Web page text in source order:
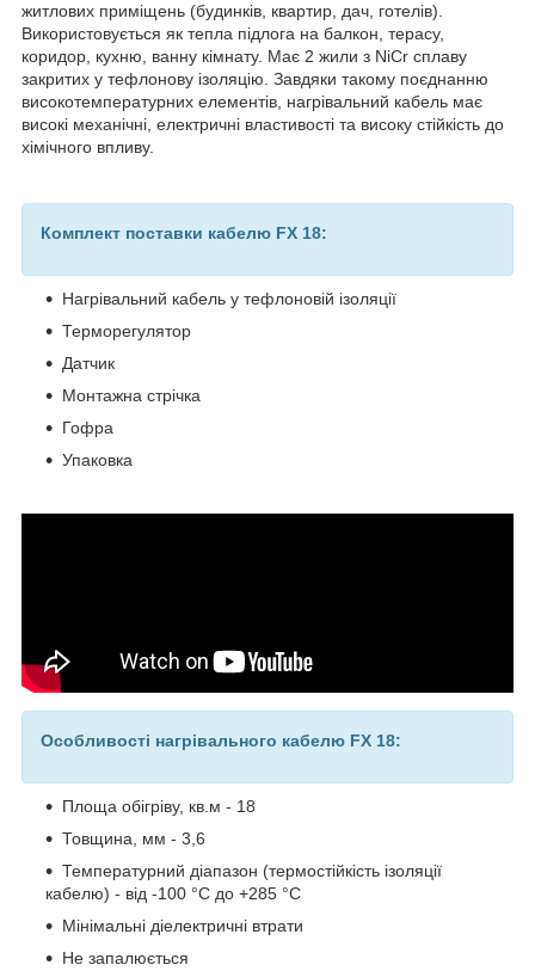
житлових приміщень (будинків, квартир, дач, готелів).
Використовується як тепла підлога на балкон, терасу,
коридор, кухню, ванну кімнату. Має 2 жили з NiCr сплаву
закритих у тефлонову ізоляцію. Завдяки такому поєднанню
високотемпературних елементів, нагрівальний кабель має
високі механічні, електричні властивості та високу стійкість до
хімічного впливу.
Комплект поставки кабелю FX 18:
Нагрівальний кабель у тефлоновій ізоляції
Терморегулятор
Датчик
Монтажна стрічка
Гофра
Упаковка
Особливості нагрівального кабелю FX 18:
Площа обігріву, кв.м - 18
Товщина, мм - 3,6
Температурний діапазон (термостійкість ізоляції
кабелю) - від -100 °C до +285 °C
Мінімальні діелектричні втрати
Не запалюється